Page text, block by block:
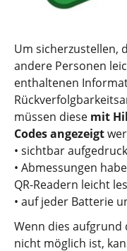
Um sicherzustellen,
andere Personen
enthaltenen
müssen diese mit
Codes angezeigt
• sichtbar
• Abmessungen
QR-Readern leicht
• auf jeder Batterie
Wenn dies
nicht möglich ist,